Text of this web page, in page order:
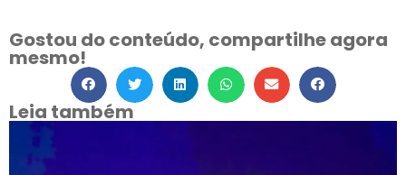
Gostou do conteúdo, compartilhe agora
mesmo!
Leia também